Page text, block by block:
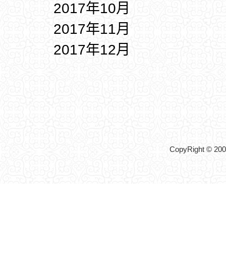
2017年10月
2017年11月
2017年12月
CopyRight ©